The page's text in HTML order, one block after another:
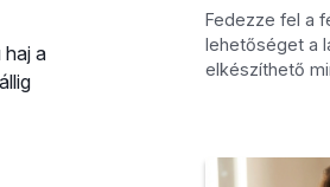
a
Fedezze fel a
lehetőséget a
elkészíthető